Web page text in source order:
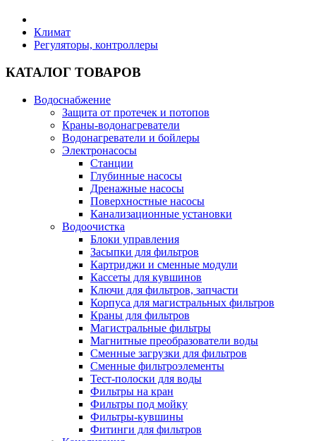
Хозяйственные товары
Строительные товары
Все для бани
Полезные статьи
Новости и Акции
Оплата и доставка
Климат
Регуляторы, контроллеры
КАТАЛОГ ТОВАРОВ
Водоснабжение
Защита от протечек и потопов
Краны-водонагреватели
Водонагреватели и бойлеры
Электронасосы
Станции
Глубинные насосы
Дренажные насосы
Поверхностные насосы
Канализационные установки
Водоочистка
Блоки управления
Засыпки для фильтров
Картриджи и сменные модули
Кассеты для кувшинов
Ключи для фильтров, запчасти
Корпуса для магистральных фильтров
Краны для фильтров
Магистральные фильтры
Магнитные преобразователи воды
Сменные загрузки для фильтров
Сменные фильтроэлементы
Тест-полоски для воды
Фильтры на кран
Фильтры под мойку
Фильтры-кувшины
Фитинги для фильтров